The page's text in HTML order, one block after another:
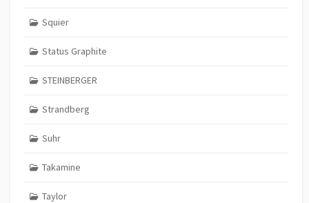
Squier
Status Graphite
STEINBERGER
Strandberg
Suhr
Takamine
Taylor